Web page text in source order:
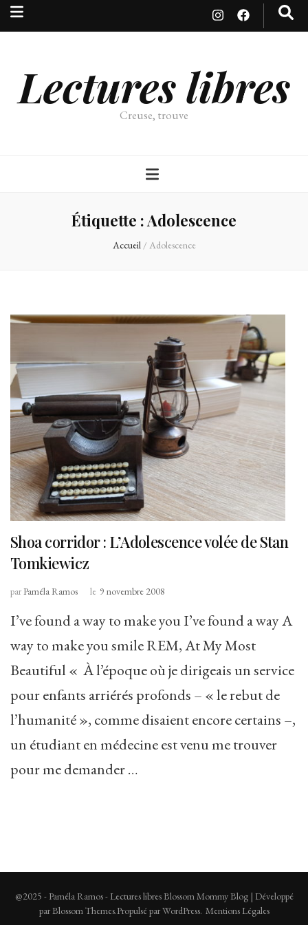
Lectures libres
Creuse, trouve
Étiquette :Adolescence
Accueil / Adolescence
Shoa corridor : L’Adolescence volée de Stan
Tomkiewicz
parPaméla Ramos le 9 novembre 2008
I’ve found a way to make you I’ve found a way A
way to make you smile REM, At My Most
Beautiful « À l’époque où je dirigeais un service
pour enfants arriérés profonds – « le rebut de
l’humanité », comme disaient encore certains –,
un étudiant en médecine est venu me trouver
pour me demander …
@2025 - Paméla Ramos - Lectures libresBlossom Mommy Blog | Développé
parBlossom Themes.Propulsé parWordPress. Mentions Légales